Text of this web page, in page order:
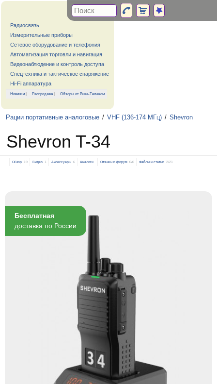
Радиосвязь
Измерительные приборы
Сетевое оборудование и телефония
Автоматизация торговли и навигация
Видеонаблюдение и контроль доступа
Спецтехника и тактическое снаряжение
Hi-Fi аппаратура
Новинки | Распродажа| Обзоры от Вива-Телеком
Рации портативные аналоговые / VHF (136-174 МГц) / Shevron
Shevron T-34
Обзор 19 Видео 1 Аксессуары 6 Аналоги Отзывы и форум 0/0 Файлы и статьи 2/21
Бесплатная
доставка по России